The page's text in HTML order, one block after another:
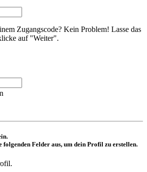
Zugangscode? Kein Problem! Lasse das
auf "Weiter".
folgenden Felder aus, um dein Profil zu erstellen.